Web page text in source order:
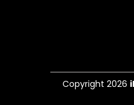
Copyright 2026